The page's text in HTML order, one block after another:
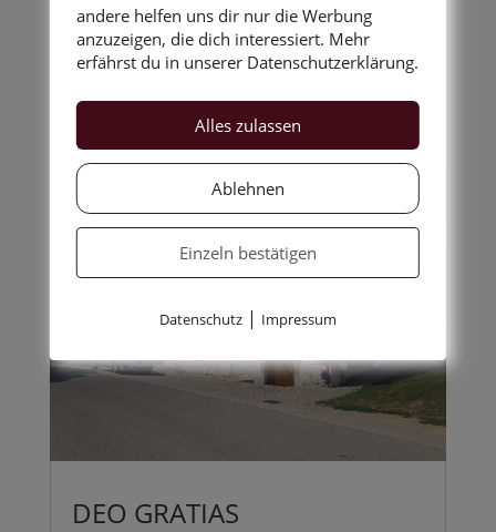
Art...
DEO GRATIAS
andere helfen uns dir nur die Werbung
anzuzeigen, die dich interessiert. Mehr
erfährst du in unserer Datenschutzerklärung.
Alles zulassen
Ablehnen
Einzeln bestätigen
Datenschutz| Impressum